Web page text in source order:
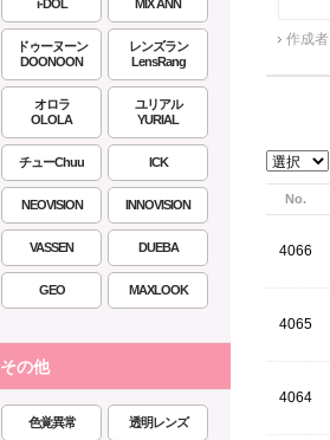
i-DOL
MIX ANN
ドゥーヌーン
DOONOON
レンズラン
LensRang
オロラ
OLOLA
ユリアル
YURIAL
チューChuu ICK
NEOVISION INNOVISION
VASSEN DUEBA
GEO MAXLOOK
その他
色覚異常 透明レンズ
作成者
No.
4066
4065
4064